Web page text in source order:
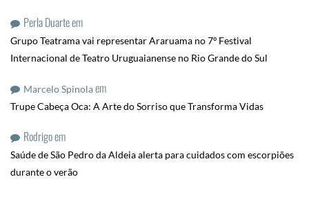
Perla Duarteem
Grupo Teatrama vai representar Araruama no 7º Festival
Internacional de Teatro Uruguaianense no Rio Grande do Sul
Marcelo Spinolaem
Trupe Cabeça Oca: A Arte do Sorriso que Transforma Vidas
Rodrigoem
Saúde de São Pedro da Aldeia alerta para cuidados com escorpiões
durante o verão